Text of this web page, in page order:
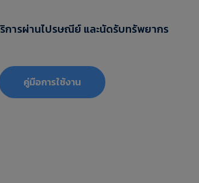
การผ่านไปรษณีย์ และนัดรับทรัพยากร
‎‎คู่มือการใช้งาน